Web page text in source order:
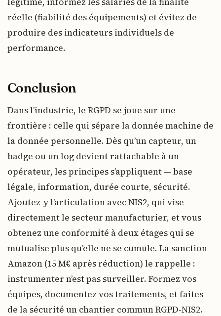
réelle (fiabilité des équipements) et évitez de
produire des indicateurs individuels de
performance.
Conclusion
Dans l’industrie, le RGPD se joue sur une
frontière : celle qui sépare la donnée machine de
la donnée personnelle. Dès qu’un capteur, un
badge ou un log devient rattachable à un
opérateur, les principes s’appliquent — base
légale, information, durée courte, sécurité.
Ajoutez-y l’articulation avec NIS2, qui vise
directement le secteur manufacturier, et vous
obtenez une conformité à deux étages qui se
mutualise plus qu’elle ne se cumule. La sanction
Amazon (15 M€ après réduction) le rappelle :
instrumenter n’est pas surveiller. Formez vos
équipes, documentez vos traitements, et faites
de la sécurité un chantier commun RGPD-NIS2.